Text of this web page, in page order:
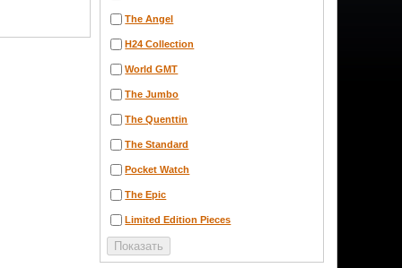
The Angel
H24 Collection
World GMT
The Jumbo
The Quenttin
The Standard
Pocket Watch
The Epic
Limited Edition Pieces